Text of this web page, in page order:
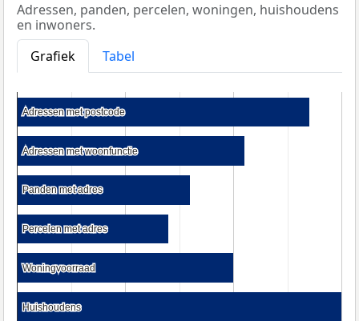
Adressen, panden, percelen, woningen, huishoudens
en inwoners.
Grafiek
Tabel
Adressen met postcode
Adressen met postcode
Adressen met woonfunctie
Adressen met woonfunctie
Panden met adres
Panden met adres
Percelen met adres
Percelen met adres
Woningvoorraad
Woningvoorraad
Huishoudens
Huishoudens